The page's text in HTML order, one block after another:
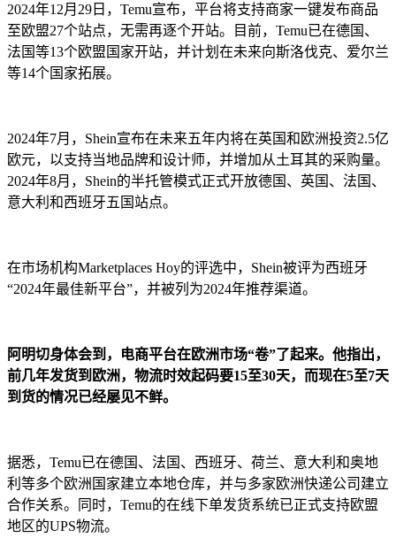
2024年12月29日，Temu宣布，平台将支持商家一键发布商品
至欧盟27个站点，无需再逐个开站。目前，Temu已在德国、
法国等13个欧盟国家开站，并计划在未来向斯洛伐克、爱尔兰
等14个国家拓展。
2024年7月，Shein宣布在未来五年内将在英国和欧洲投资2.5亿
欧元，以支持当地品牌和设计师，并增加从土耳其的采购量。
2024年8月，Shein的半托管模式正式开放德国、英国、法国、
意大利和西班牙五国站点。
在市场机构Marketplaces Hoy的评选中，Shein被评为西班牙
“2024年最佳新平台”，并被列为2024年推荐渠道。
阿明切身体会到，电商平台在欧洲市场“卷”了起来。他指出，
前几年发货到欧洲，物流时效起码要15至30天，而现在5至7天
到货的情况已经屡见不鲜。
据悉，Temu已在德国、法国、西班牙、荷兰、意大利和奥地
利等多个欧洲国家建立本地仓库，并与多家欧洲快递公司建立
合作关系。同时，Temu的在线下单发货系统已正式支持欧盟
地区的UPS物流。